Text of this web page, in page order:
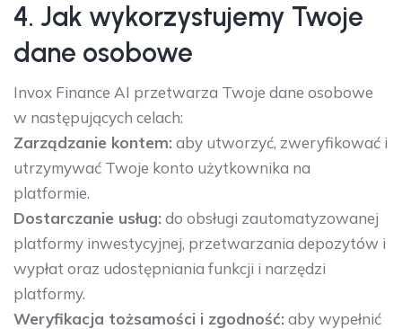
4. Jak wykorzystujemy Twoje
dane osobowe
Invox Finance AI przetwarza Twoje dane osobowe
w następujących celach:
Zarządzanie kontem: aby utworzyć, zweryfikować i
utrzymywać Twoje konto użytkownika na
platformie.
Dostarczanie usług: do obsługi zautomatyzowanej
platformy inwestycyjnej, przetwarzania depozytów i
wypłat oraz udostępniania funkcji i narzędzi
platformy.
Weryfikacja tożsamości i zgodność: aby wypełnić